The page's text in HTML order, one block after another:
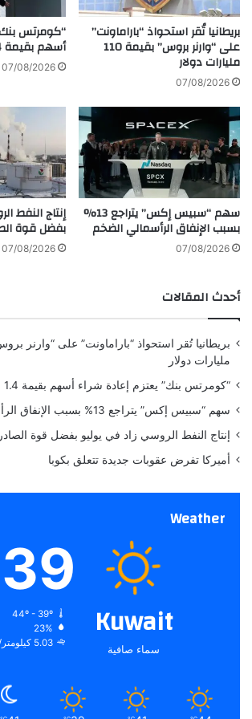
د
خ
ل
ل
ا
ل
ش
ه
ر
ا
ل
ح
ي
ع
ا
ت
م
و
ا
ق
ت
ص
ا
د
ك
ي
ل
ن
ب
ي
بريطانيا تُقر استحواذ “باراماونت”
على “وارنر بروس” بقيمة 110
مليارات دولار
07/08/2026
“كومرتس
أسهم بقيمة 1.4 مليار دولار
07/08/2026
سهم “سبيس إكس” يتراجع 13%
بسبب الإنفاق الرأسمالي الضخم
07/08/2026
إنتاج النفط
بفضل قوة
07/08/2026
أحدث المقالات
مليارات دولار
“كومرتس بنك” يعتزم إعادة شراء أسهم بقيمة 1.4 مليار دولار
سهم “سبيس إكس” يتراجع 13% بسبب الإنفاق الرأسمالي الضخم
إنتاج النفط الروسي زاد في يوليو بفضل قوة
أميركا تفرض عقوبات جديدة تتعلق بكوبا
Weather
Kuwait
سماء صافية
39
44º - 39º
23%
5.03 كيلومتر/ساعة